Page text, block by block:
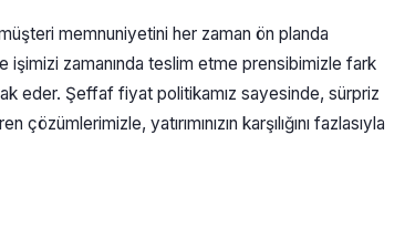
memnuniyetini her zaman ön planda
zamanında teslim etme prensibimizle fark
eder. Şeffaf fiyat politikamız sayesinde, sürpriz
yatırımınızın karşılığını fazlasıyla